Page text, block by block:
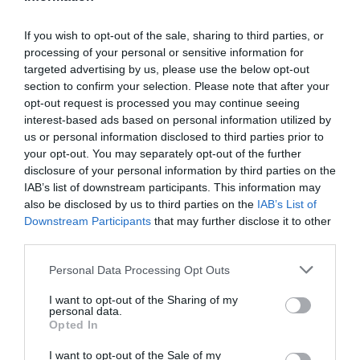
If you wish to opt-out of the sale, sharing to third parties, or
processing of your personal or sensitive information for
targeted advertising by us, please use the below opt-out
section to confirm your selection. Please note that after your
opt-out request is processed you may continue seeing
interest-based ads based on personal information utilized by
us or personal information disclosed to third parties prior to
your opt-out. You may separately opt-out of the further
disclosure of your personal information by third parties on the
IAB’s list of downstream participants. This information may
also be disclosed by us to third parties on the IAB’s List of
Downstream Participants that may further disclose it to other
Personal Data Processing Opt Outs
I want to opt-out of the Sharing of my
personal data.
Opted In
I want to opt-out of the Sale of my
autónomos, pero no con los ERTE
AGUSTÍN MILLÁN 26/06/2020
El Gobierno cierra un acuerdo con las ...
Pánico en el PP ante el respaldo de
Ciudadanos a los Presupuestos que
permitiría al Gobierno llegar al final de la
legislatura
MARÍA JOSÉ PINTOR SÁNCHEZ-OCAÑA15/06/2020
Tras el respaldo de Ciudadanos al Gobierno en la
desescalada y el estado de alarma, además de su claro
cambio de mensaje y tono de agresividad contra el
ejecutivo, Pedro Sánchez no descarta un futuro
acuerdo con Cs para los Presupuestos Generales del
Estado. Fuentes de Génova confirman a Diario Sabemos
que esa posibilidad existe, pero...